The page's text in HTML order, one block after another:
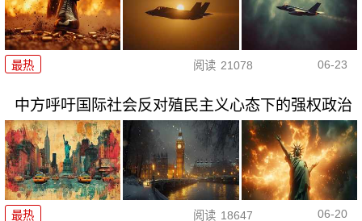
最热 阅读 21078 06-23
中方呼吁国际社会反对殖民主义心态下的强权政治
最热 阅读 18647 06-20